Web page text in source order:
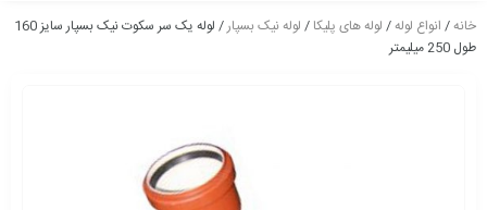
خانه/ انواع لوله/ لوله های پلیکا / لوله نیک بسپار
/ لوله یک سر سکوت نیک بسپار سایز 160
طول 250 میلیمتر